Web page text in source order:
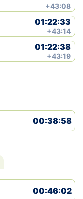
+43:08
01:22:33
+43:14
01:22:38
+43:19
00:38:58
00:46:02